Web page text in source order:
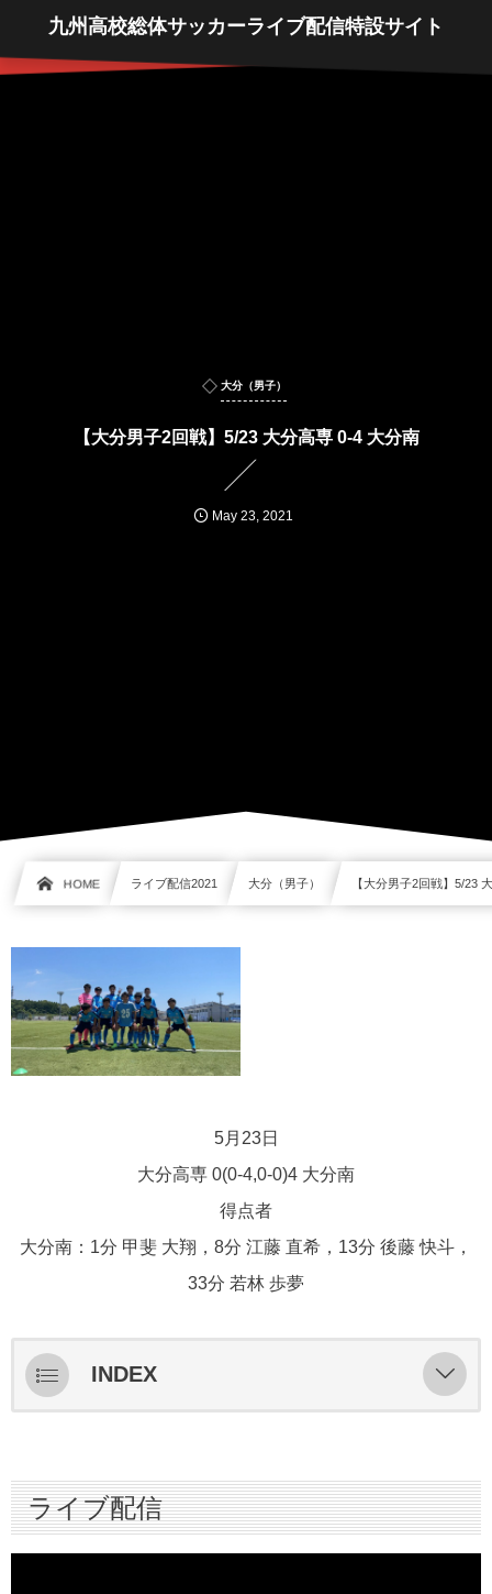
九州高校総体サッカーライブ配信特設サイト
大分（男子）
【大分男子2回戦】5/23 大分高専 0-4 大分南
May 23 ,2021
HOME ライブ配信2021 大分（男子） 【大分男子2回戦】5/23
5月23日
大分高専 0(0-4,0-0)4 大分南
得点者
大分南：1分 甲斐 大翔，8分 江藤 直希，13分 後藤 快斗，
33分 若林 歩夢
INDEX
ハイライト
インタビュー
ライブ配信